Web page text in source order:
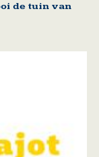
de tuin van